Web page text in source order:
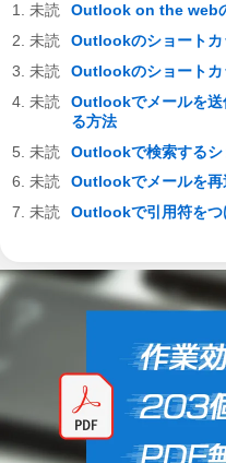
Outlook on the web
Outlookのショートカ
Outlookのショートカ
Outlookでメールを送
る方法
Outlookで検索するシ
Outlookでメールを再
Outlookで引用符をつ